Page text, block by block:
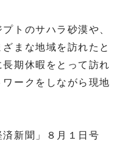
トのサハラ砂漠や、
まな地域を訪れたと
期休暇をとって訪れ
ークをしながら現地
済新聞」８月１日号